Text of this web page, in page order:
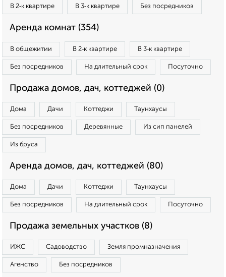
В 2‑к квартире В 3‑к квартире Без посредников
Аренда комнат (354)
В общежитии В 2‑к квартире В 3‑к квартире
Без посредников На длительный срок Посуточно
Продажа домов, дач, коттеджей (0)
Дома Дачи Коттеджи Таунхаусы
Без посредников Деревянные Из сип панелей
Из бруса
Аренда домов, дач, коттеджей (80)
Дома Дачи Коттеджи Таунхаусы
Без посредников На длительный срок Посуточно
Продажа земельных участков (8)
ИЖС Садоводство Земля промназначения
Агенство Без посредников